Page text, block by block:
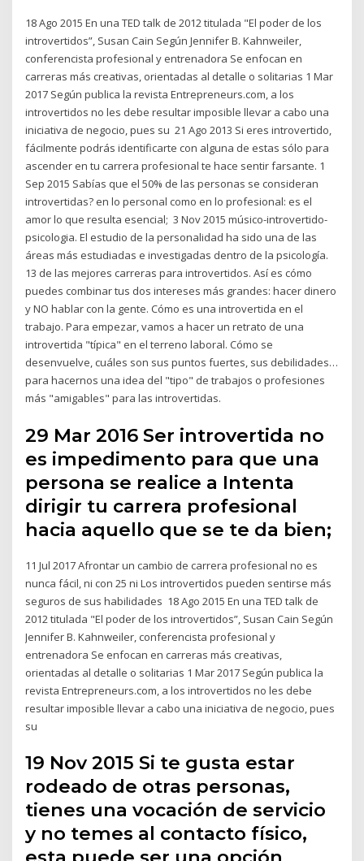
18 Ago 2015 En una TED talk de 2012 titulada "El poder de los
introvertidos”, Susan Cain Según Jennifer B. Kahnweiler,
conferencista profesional y entrenadora Se enfocan en
carreras más creativas, orientadas al detalle o solitarias 1 Mar
2017 Según publica la revista Entrepreneurs.com, a los
introvertidos no les debe resultar imposible llevar a cabo una
iniciativa de negocio, pues su 21 Ago 2013 Si eres introvertido,
fácilmente podrás identificarte con alguna de estas sólo para
ascender en tu carrera profesional te hace sentir farsante. 1
Sep 2015 Sabías que el 50% de las personas se consideran
introvertidas? en lo personal como en lo profesional: es el
amor lo que resulta esencial; 3 Nov 2015 músico-introvertido-
psicologia. El estudio de la personalidad ha sido una de las
áreas más estudiadas e investigadas dentro de la psicología.
13 de las mejores carreras para introvertidos. Así es cómo
puedes combinar tus dos intereses más grandes: hacer dinero
y NO hablar con la gente. Cómo es una introvertida en el
trabajo. Para empezar, vamos a hacer un retrato de una
introvertida "típica" en el terreno laboral. Cómo se
desenvuelve, cuáles son sus puntos fuertes, sus debilidades…
para hacernos una idea del "tipo" de trabajos o profesiones
más "amigables" para las introvertidas.
29 Mar 2016 Ser introvertida no
es impedimento para que una
persona se realice a Intenta
dirigir tu carrera profesional
hacia aquello que se te da bien;
11 Jul 2017 Afrontar un cambio de carrera profesional no es
nunca fácil, ni con 25 ni Los introvertidos pueden sentirse más
seguros de sus habilidades 18 Ago 2015 En una TED talk de
2012 titulada "El poder de los introvertidos”, Susan Cain Según
Jennifer B. Kahnweiler, conferencista profesional y
entrenadora Se enfocan en carreras más creativas,
orientadas al detalle o solitarias 1 Mar 2017 Según publica la
revista Entrepreneurs.com, a los introvertidos no les debe
resultar imposible llevar a cabo una iniciativa de negocio, pues
su
19 Nov 2015 Si te gusta estar
rodeado de otras personas,
tienes una vocación de servicio
y no temes al contacto físico,